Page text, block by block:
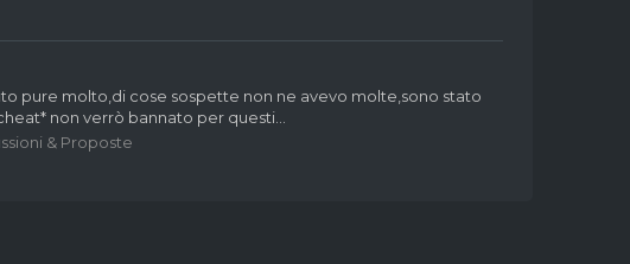
pure molto,di cose sospette non ne avevo molte,sono stato
non verrò bannato per questi...
& Proposte